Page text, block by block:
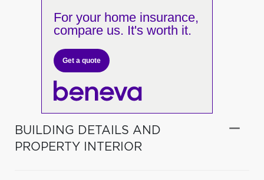
For your home insurance,
compare us. It's worth it.
Get a quote
BUILDING DETAILS AND
PROPERTY INTERIOR